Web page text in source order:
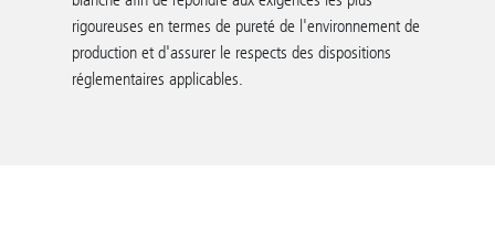
rigoureuses en termes de pureté de l'environnement de
production et d'assurer le respects des dispositions
réglementaires applicables.